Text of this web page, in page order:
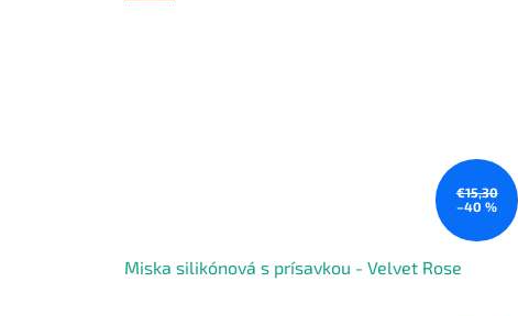
€15,30
–40 %
Miska silikónová s prísavkou - Velvet Rose